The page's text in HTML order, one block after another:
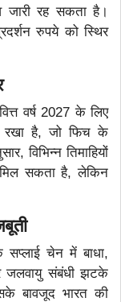
जारी रह सकता है।
रुपये को स्थिर
वर्ष 2027 के लिए
रखा है, जो फिच के
विभिन्न तिमाहियों
मिल सकता है, लेकिन
चेन में बाधा,
जलवायु संबंधी झटके
बावजूद भारत की